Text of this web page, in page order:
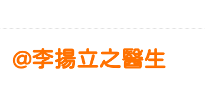
@李揚立之醫生